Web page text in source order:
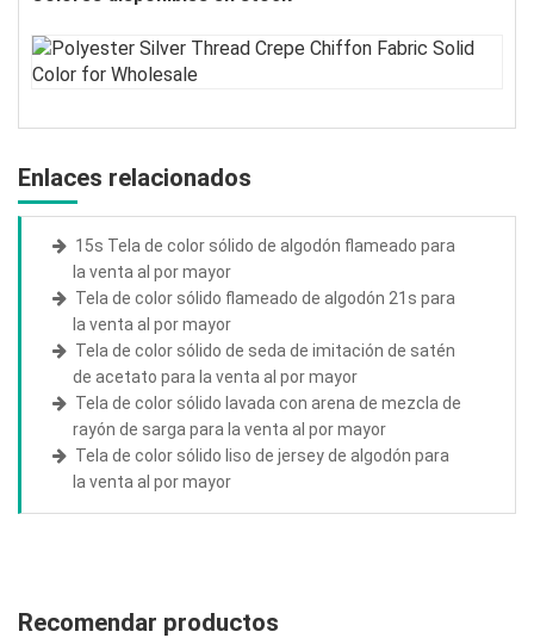
Enlaces relacionados
15s Tela de color sólido de algodón flameado para
la venta al por mayor
Tela de color sólido flameado de algodón 21s para
la venta al por mayor
Tela de color sólido de seda de imitación de satén
de acetato para la venta al por mayor
Tela de color sólido lavada con arena de mezcla de
rayón de sarga para la venta al por mayor
Tela de color sólido liso de jersey de algodón para
la venta al por mayor
Recomendar productos